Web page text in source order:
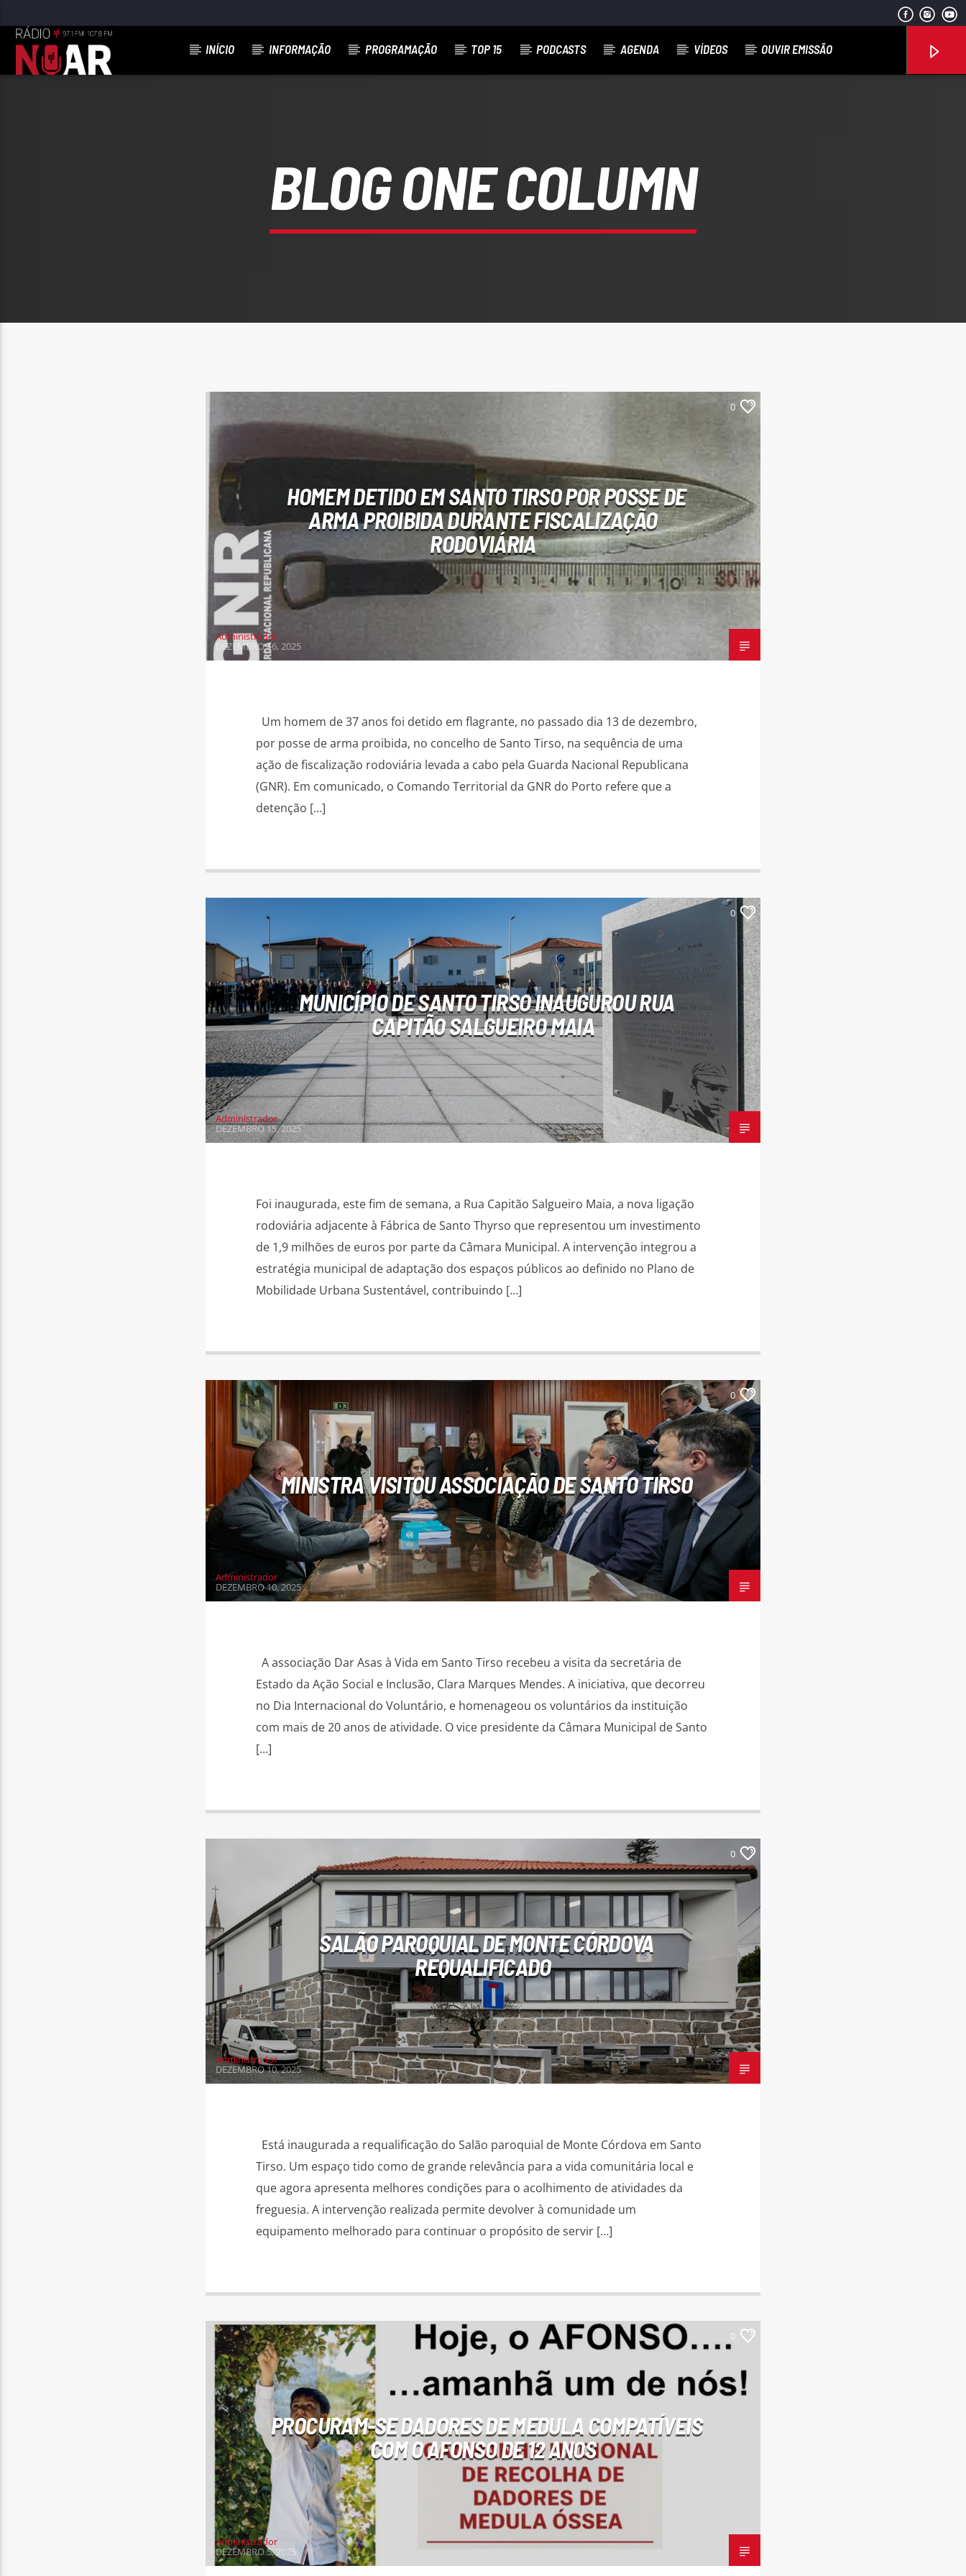
INÍCIO INFORMAÇÃO PROGRAMAÇÃO TOP 15 PODCASTS AGENDA VÍDEOS OUVIR EMISSÃO
BLOG ONE COLUMN
0
HOMEM DETIDO EM SANTO TIRSO POR POSSE DE
ARMA PROIBIDA DURANTE FISCALIZAÇÃO
RODOVIÁRIA
Administrador
DEZEMBRO 16, 2025
Um homem de 37 anos foi detido em flagrante, no passado dia 13 de dezembro,
por posse de arma proibida, no concelho de Santo Tirso, na sequência de uma
ação de fiscalização rodoviária levada a cabo pela Guarda Nacional Republicana
(GNR). Em comunicado, o Comando Territorial da GNR do Porto refere que a
detenção […]
0
MUNICÍPIO DE SANTO TIRSO INAUGUROU RUA
CAPITÃO SALGUEIRO MAIA
Administrador
DEZEMBRO 15, 2025
Foi inaugurada, este fim de semana, a Rua Capitão Salgueiro Maia, a nova ligação
rodoviária adjacente à Fábrica de Santo Thyrso que representou um investimento
de 1,9 milhões de euros por parte da Câmara Municipal. A intervenção integrou a
estratégia municipal de adaptação dos espaços públicos ao definido no Plano de
Mobilidade Urbana Sustentável, contribuindo […]
0
MINISTRA VISITOU ASSOCIAÇÃO DE SANTO TIRSO
Administrador
DEZEMBRO 10, 2025
A associação Dar Asas à Vida em Santo Tirso recebeu a visita da secretária de
Estado da Ação Social e Inclusão, Clara Marques Mendes. A iniciativa, que decorreu
no Dia Internacional do Voluntário, e homenageou os voluntários da instituição
com mais de 20 anos de atividade. O vice presidente da Câmara Municipal de Santo
[…]
0
SALÃO PAROQUIAL DE MONTE CÓRDOVA
REQUALIFICADO
Administrador
DEZEMBRO 10, 2025
Está inaugurada a requalificação do Salão paroquial de Monte Córdova em Santo
Tirso. Um espaço tido como de grande relevância para a vida comunitária local e
que agora apresenta melhores condições para o acolhimento de atividades da
freguesia. A intervenção realizada permite devolver à comunidade um
equipamento melhorado para continuar o propósito de servir […]
0
PROCURAM-SE DADORES DE MEDULA COMPATÍVEIS
COM O AFONSO DE 12 ANOS
Administrador
DEZEMBRO 5, 2025